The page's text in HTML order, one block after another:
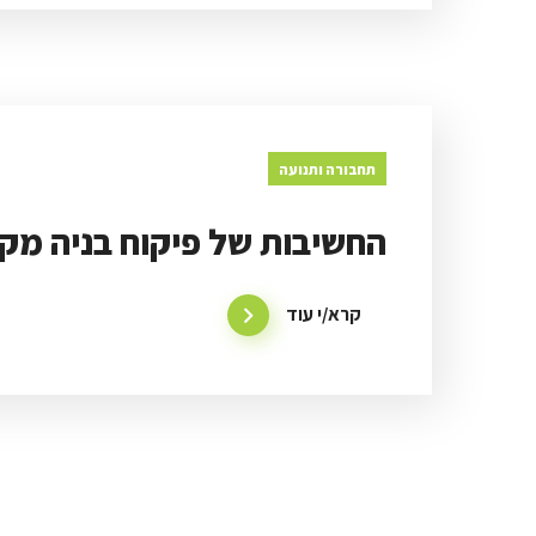
תחבורה ותנועה
החשיבות של פיקוח בניה
קרא/י עוד